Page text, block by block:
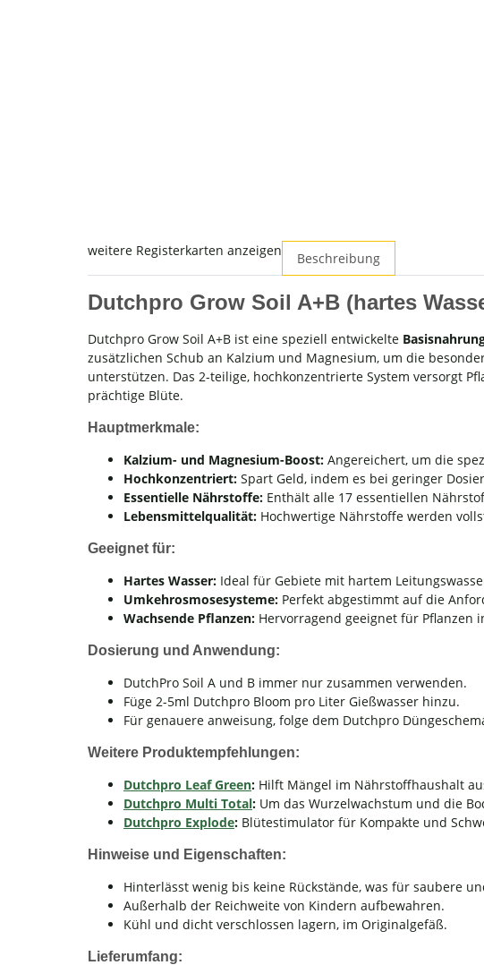
weitere Registerkarten anzeigen Beschreibung
Dutchpro Grow Soil A+B (hartes
Dutchpro Grow Soil A+B ist eine speziell entwickelte
zusätzlichen Schub an Kalzium und Magnesium, um die
unterstützen. Das 2-teilige, hochkonzentrierte System versorgt
prächtige Blüte.
Hauptmerkmale:
Kalzium- und Magnesium-Boost: Angereichert, um die
Hochkonzentriert: Spart Geld, indem es bei geringer
Essentielle Nährstoffe: Enthält alle 17 essentiellen
Lebensmittelqualität: Hochwertige Nährstoffe werden
Geeignet für:
Hartes Wasser: Ideal für Gebiete mit hartem
Umkehrosmosesysteme: Perfekt abgestimmt auf die
Wachsende Pflanzen: Hervorragend geeignet für Pflanzen
Dosierung und Anwendung:
DutchPro Soil A und B immer nur zusammen verwenden.
Füge 2-5ml Dutchpro Bloom pro Liter Gießwasser hinzu.
Für genauere anweisung, folge dem Dutchpro
Weitere Produktempfehlungen:
Dutchpro Leaf Green: Hilft Mängel im Nährstoffhaushalt
Dutchpro Multi Total: Um das Wurzelwachstum und die
Dutchpro Explode: Blütestimulator für Kompakte und
Hinweise und Eigenschaften:
Hinterlässt wenig bis keine Rückstände, was für saubere
Außerhalb der Reichweite von Kindern aufbewahren.
Kühl und dicht verschlossen lagern, im Originalgefäß.
Lieferumfang: